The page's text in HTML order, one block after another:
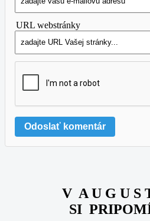
URL webstránky
V A U G U S
SI